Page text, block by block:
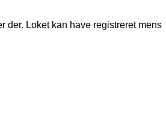
der. Loket kan have registreret mens